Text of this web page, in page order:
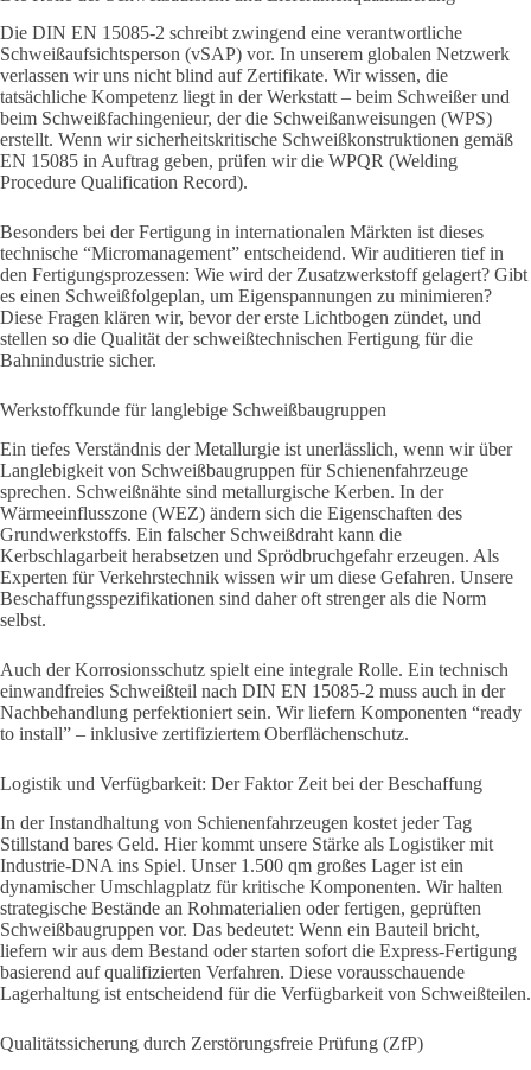
Die DIN EN 15085-2 schreibt zwingend eine verantwortliche
Schweißaufsichtsperson (vSAP) vor. In unserem globalen Netzwerk
verlassen wir uns nicht blind auf Zertifikate. Wir wissen, die
tatsächliche Kompetenz liegt in der Werkstatt – beim Schweißer und
beim Schweißfachingenieur, der die Schweißanweisungen (WPS)
erstellt. Wenn wir sicherheitskritische Schweißkonstruktionen gemäß
EN 15085 in Auftrag geben, prüfen wir die WPQR (Welding
Procedure Qualification Record).
Besonders bei der Fertigung in internationalen Märkten ist dieses
technische “Micromanagement” entscheidend. Wir auditieren tief in
den Fertigungsprozessen: Wie wird der Zusatzwerkstoff gelagert? Gibt
es einen Schweißfolgeplan, um Eigenspannungen zu minimieren?
Diese Fragen klären wir, bevor der erste Lichtbogen zündet, und
stellen so die Qualität der schweißtechnischen Fertigung für die
Bahnindustrie sicher.
Werkstoffkunde für langlebige Schweißbaugruppen
Ein tiefes Verständnis der Metallurgie ist unerlässlich, wenn wir über
Langlebigkeit von Schweißbaugruppen für Schienenfahrzeuge
sprechen. Schweißnähte sind metallurgische Kerben. In der
Wärmeeinflusszone (WEZ) ändern sich die Eigenschaften des
Grundwerkstoffs. Ein falscher Schweißdraht kann die
Kerbschlagarbeit herabsetzen und Sprödbruchgefahr erzeugen. Als
Experten für Verkehrstechnik wissen wir um diese Gefahren. Unsere
Beschaffungsspezifikationen sind daher oft strenger als die Norm
selbst.
Auch der Korrosionsschutz spielt eine integrale Rolle. Ein technisch
einwandfreies Schweißteil nach DIN EN 15085-2 muss auch in der
Nachbehandlung perfektioniert sein. Wir liefern Komponenten “ready
to install” – inklusive zertifiziertem Oberflächenschutz.
Logistik und Verfügbarkeit: Der Faktor Zeit bei der Beschaffung
In der Instandhaltung von Schienenfahrzeugen kostet jeder Tag
Stillstand bares Geld. Hier kommt unsere Stärke als Logistiker mit
Industrie-DNA ins Spiel. Unser 1.500 qm großes Lager ist ein
dynamischer Umschlagplatz für kritische Komponenten. Wir halten
strategische Bestände an Rohmaterialien oder fertigen, geprüften
Schweißbaugruppen vor. Das bedeutet: Wenn ein Bauteil bricht,
liefern wir aus dem Bestand oder starten sofort die Express-Fertigung
basierend auf qualifizierten Verfahren. Diese vorausschauende
Lagerhaltung ist entscheidend für die Verfügbarkeit von Schweißteilen.
Qualitätssicherung durch Zerstörungsfreie Prüfung (ZfP)